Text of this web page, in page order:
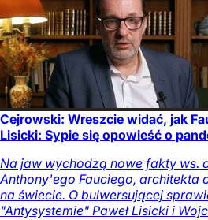
Cejrowski: Wreszcie widać, jak
Lisicki: Sypie się opowieść o
Na jaw wychodzą nowe fakty ws.
Anthony'ego Fauciego, architekta
na świecie. O bulwersującej
"Antysystemie" Paweł Lisicki i